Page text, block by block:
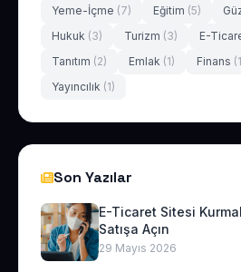
Yeme-İçme (7) Eğitim (5)
Hukuk (3) Turizm (3) E-
Tanıtım (2) Emlak (1) Finans
Yayıncılık (1)
Son Yazılar
E-Ticaret Sitesi
Satışa Açın
29 Mayıs 2026